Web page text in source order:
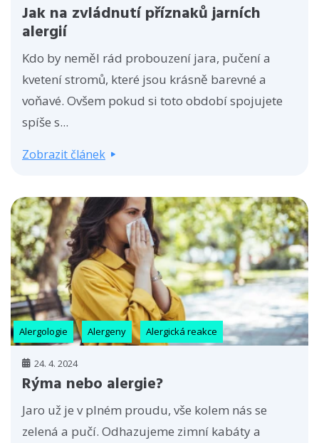
Jak na zvládnutí příznaků jarních
alergií
Kdo by neměl rád probouzení jara, pučení a
kvetení stromů, které jsou krásně barevné a
voňavé. Ovšem pokud si toto období spojujete
spíše s...
Zobrazit článek
Alergologie Alergeny Alergická reakce
24. 4. 2024
Rýma nebo alergie?
Jaro už je v plném proudu, vše kolem nás se
zelená a pučí. Odhazujeme zimní kabáty a